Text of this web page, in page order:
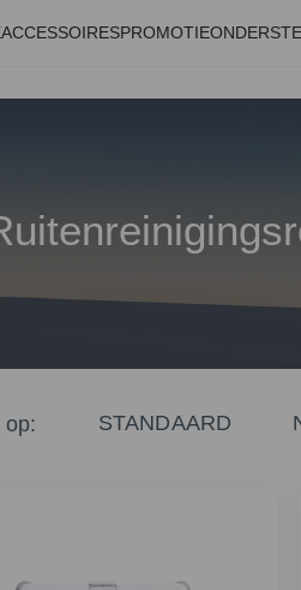
ACCESSOIRESPROMOTIE
op: STANDAARD